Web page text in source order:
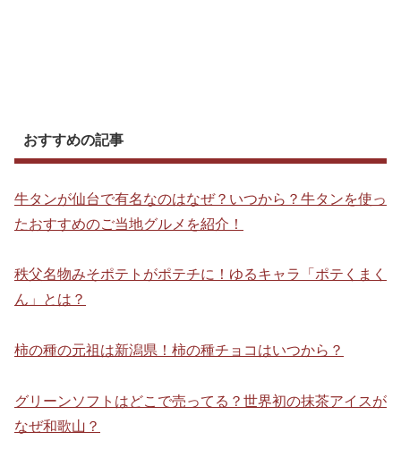
おすすめの記事
牛タンが仙台で有名なのはなぜ？いつから？牛タンを使っ
たおすすめのご当地グルメを紹介！
秩父名物みそポテトがポテチに！ゆるキャラ「ポテくまく
ん」とは？
柿の種の元祖は新潟県！柿の種チョコはいつから？
グリーンソフトはどこで売ってる？世界初の抹茶アイスが
なぜ和歌山？